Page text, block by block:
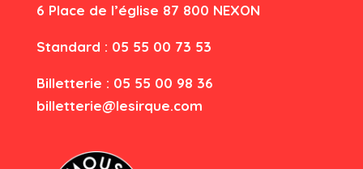
6 Place de l’église 87 800 NEXON
Standard : 05 55 00 73 53
Billetterie : 05 55 00 98 36
billetterie@lesirque.com